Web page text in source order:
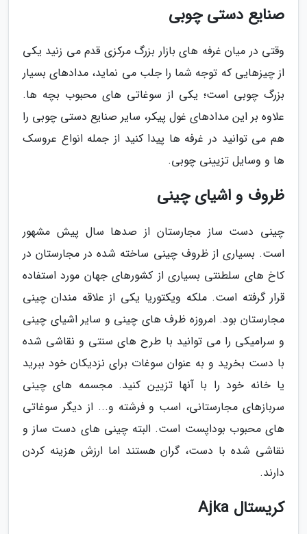
صنایع دستی چوبی
وقتی در میان غرفه های بازار بزرگ مرکزی قدم می زنید یکی
از چیزهایی که توجه شما را جلب می نماید، مدادهای بسیار
بزرگ چوبی است؛ یکی از سوغاتی های محبوب بچه ها.
علاوه بر این مدادهای غول پیکر، سایر صنایع دستی چوبی را
هم می توانید در غرفه ها پیدا کنید از جمله انواع عروسک
ها و وسایل تزیینی چوبی.
ظروف و اشیای چینی
چینی دست ساز مجارستان از صدها سال پیش مشهور
است. بسیاری از ظروف چینی ساخته شده در مجارستان در
کاخ های سلطنتی بسیاری از کشورهای جهان مورد استفاده
قرار گرفته است. ملکه ویکتوریا یکی از علاقه مندان چینی
مجارستان بود. امروزه ظرف های چینی و سایر اشیای چینی
و سرامیکی را می توانید با طرح های سنتی و نقاشی شده
با دست بخرید و به عنوان سوغات برای نزدیکان خود ببرید
یا خانه خود را با آنها تزیین کنید. مجسمه های چینی
سربازهای مجارستانی، اسب و فرشته و... از دیگر سوغاتی
های محبوب بوداپست است. البته چینی های دست ساز و
نقاشی شده با دست، گران هستند اما ارزش هزینه کردن
دارند.
کریستال Ajka